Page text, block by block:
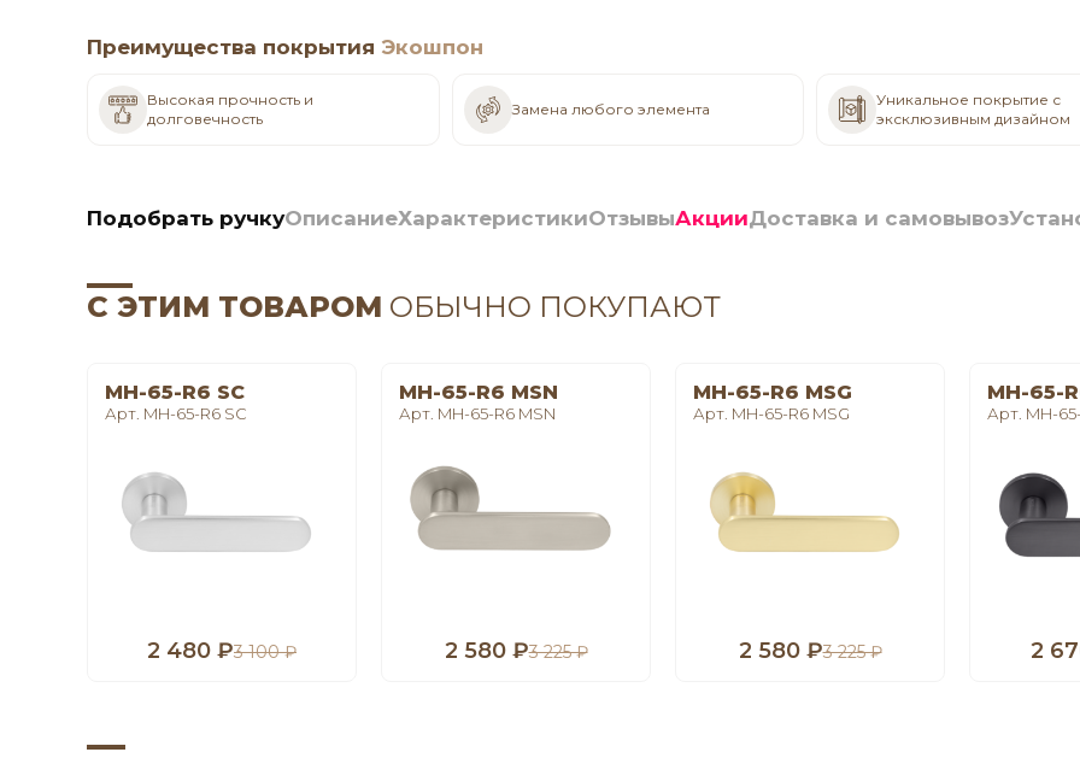
Преимущества покрытия Экошпон
Высокая прочность и
долговечность
Замена любого элемента
Уникальное покрытие с
эксклюзивным дизайном
Подобрать ручкуОписаниеХарактеристикиОтзывыАкцииДоставка и самовывоз
С ЭТИМ ТОВАРОМ ОБЫЧНО ПОКУПАЮТ
MH-65-R6 SC
Арт. MH-65-R6 SC
2 480 ₽3 100 ₽
MH-65-R6 MSN
Арт. MH-65-R6 MSN
2 580 ₽3 225 ₽
MH-65-R6 MSG
Арт. MH-65-R6 MSG
2 580 ₽3 225 ₽
MH-65-
Арт. MH-
2